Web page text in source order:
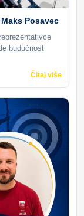
Posavec
budućnost
Čitaj više